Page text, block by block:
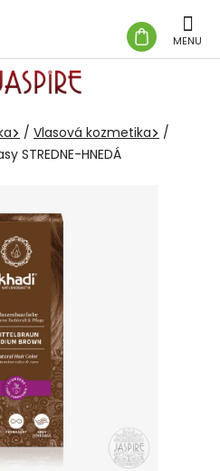
KOŠÍK
/ Vlasová kozmetika
/
STREDNE-HNEDÁ